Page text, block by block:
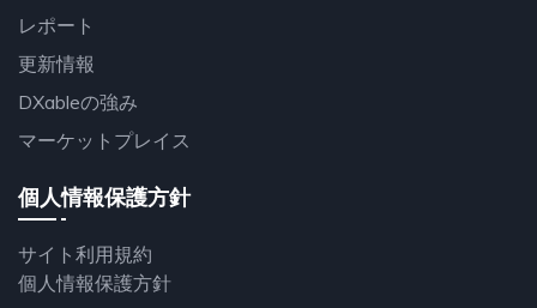
レポート
更新情報
DXableの強み
マーケットプレイス
個人情報保護方針
サイト利用規約
個人情報保護方針